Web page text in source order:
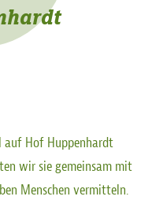
Hof Huppenhardt
wir sie gemeinsam mit
Menschen vermitteln.